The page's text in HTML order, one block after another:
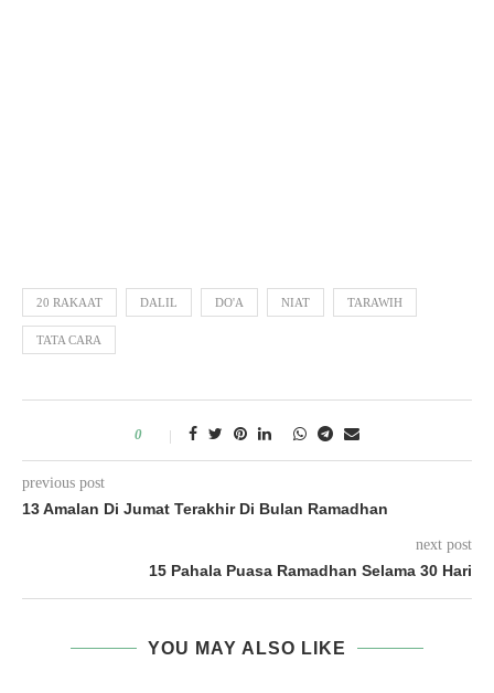
20 RAKAAT DALIL DO'A NIAT TARAWIH
TATA CARA
0
previous post
13 Amalan Di Jumat Terakhir Di Bulan Ramadhan
next post
15 Pahala Puasa Ramadhan Selama 30 Hari
YOU MAY ALSO LIKE